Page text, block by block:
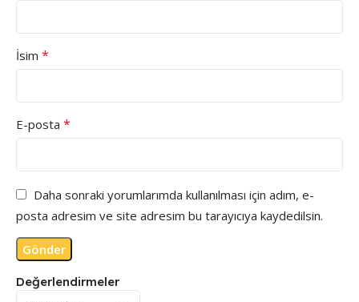
Değerlendirmeler
İsim *
E-posta *
Daha sonraki yorumlarımda kullanılması için adım, e-
posta adresim ve site adresim bu tarayıcıya kaydedilsin.